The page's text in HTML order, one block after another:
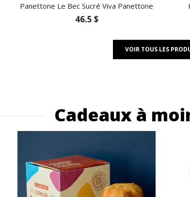
Panettone Le Bec Sucré Viva Panettone
46.5 $
VOIR TOUS LES
Cadeaux à